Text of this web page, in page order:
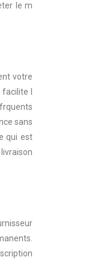
le m
votre
l
sans
qui est